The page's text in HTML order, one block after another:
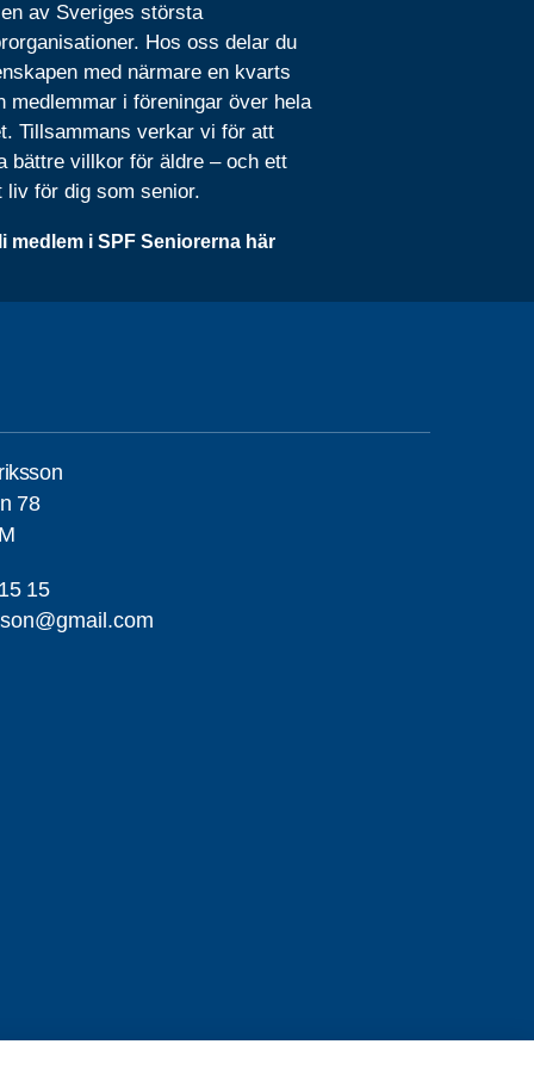
av Sveriges största
Hos oss delar du
med närmare en kvarts
medlemmar i föreningar över hela
Tillsammans verkar vi för att
bättre villkor för äldre – och ett
liv för dig som senior.
medlem i SPF Seniorerna här
78
15